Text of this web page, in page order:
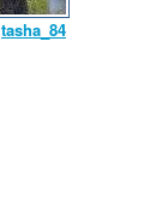
tasha_84